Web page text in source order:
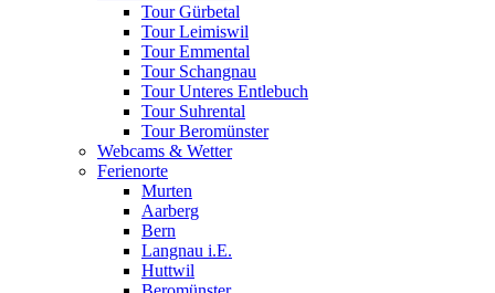
Tour Gürbetal
Tour Leimiswil
Tour Emmental
Tour Schangnau
Tour Unteres Entlebuch
Tour Suhrental
Tour Beromünster
Webcams & Wetter
Ferienorte
Murten
Aarberg
Bern
Langnau i.E.
Huttwil